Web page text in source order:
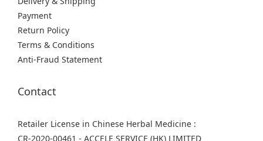
Payment
Return Policy
Terms & Conditions
Anti-Fraud Statement
Contact
Retailer License in Chinese Herbal Medicine :
CR-2020-00461 - ACCELE SERVICE (HK) LIMITED